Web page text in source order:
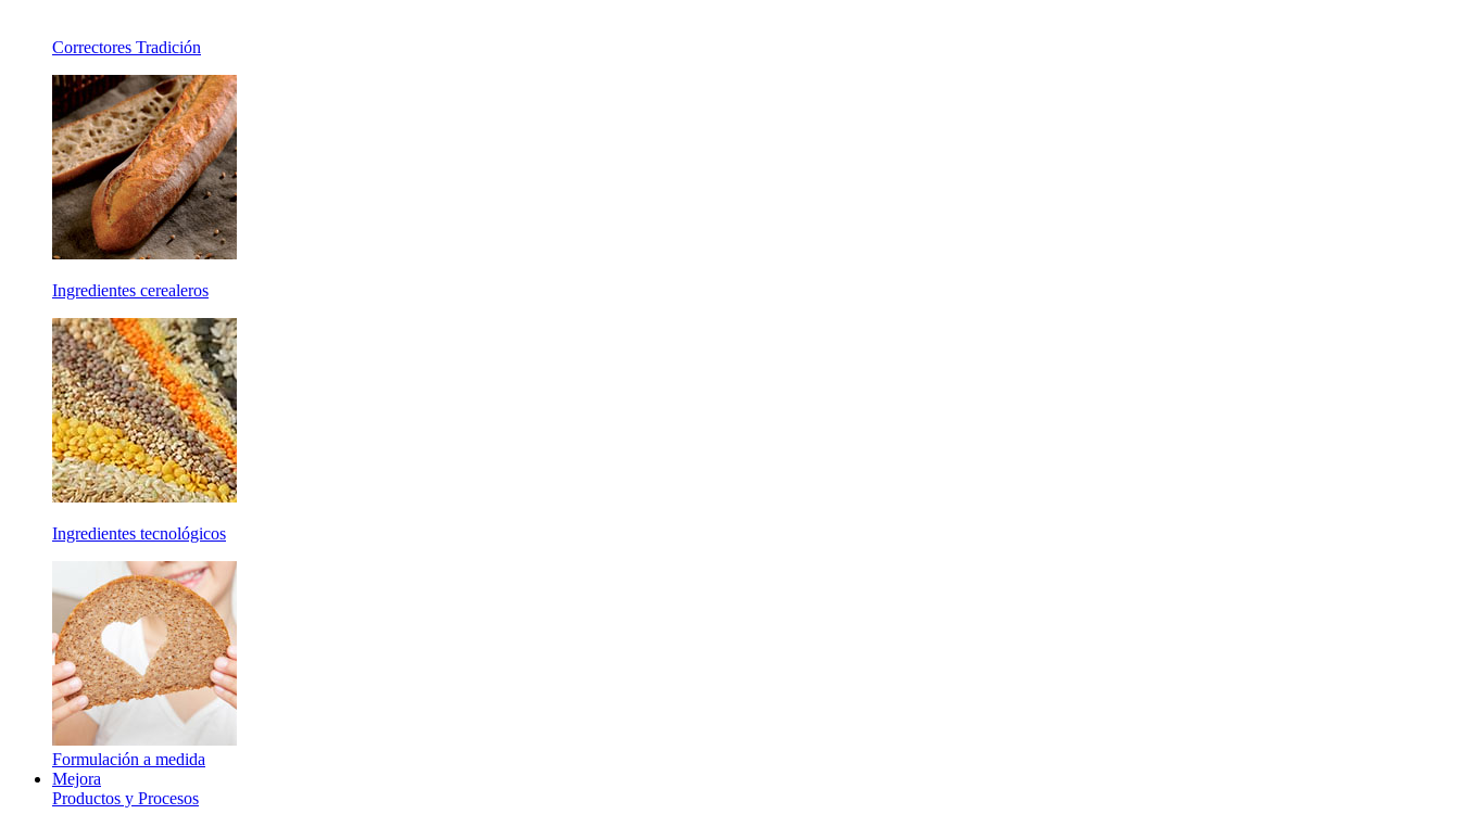
Correctores Tradición
Ingredientes cerealeros
Ingredientes tecnológicos
Formulación a medida
Mejora
Productos y Procesos